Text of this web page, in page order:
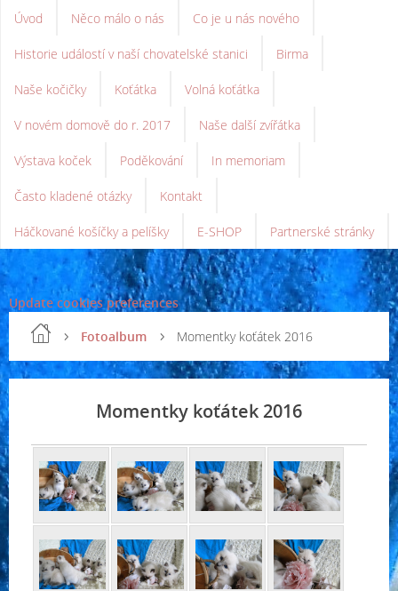
Úvod Něco málo o nás Co je u nás nového
Historie událostí v naší chovatelské stanici Birma
Naše kočičky Koťátka Volná koťátka
V novém domově do r. 2017 Naše další zvířátka
Výstava koček Poděkování In memoriam
Často kladené otázky Kontakt
Háčkované košíčky a pelíšky E-SHOP Partnerské stránky
Update cookies preferences
Fotoalbum
Momentky koťátek 2016
Momentky koťátek 2016